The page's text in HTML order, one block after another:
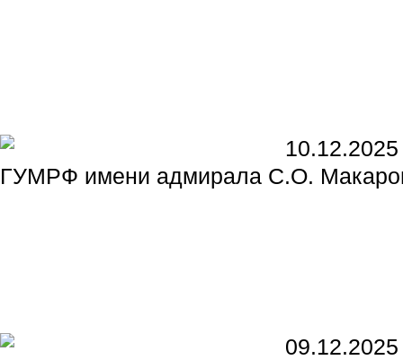
10.12.2025
ГУМРФ имени адмирала С.О.
09.12.2025